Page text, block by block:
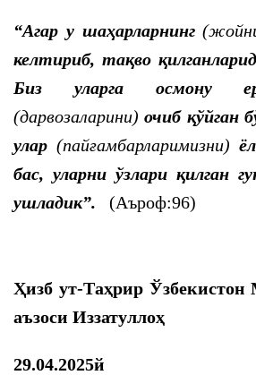
“Агар у шаҳарларнинг
келтириб, тақво
Биз уларга осмону
(дарвозаларини) очиб қўйган
улар (пайғамбарларимизни)
бас, уларни ўзлари қилган
ушладик”. (Аъроф:96)
Ҳизб ут-Таҳрир Ўзбекистон
аъзоси Иззатуллоҳ
29.04.2025й